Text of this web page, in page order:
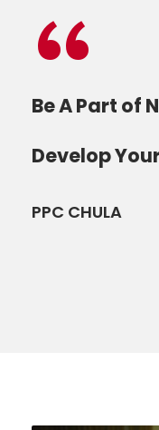
“
Be A Part of
Develop
PPC CHULA